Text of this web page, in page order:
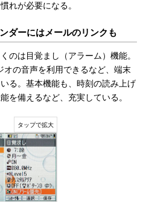
れが必要になる。
ダーにはメールのリンクも
のは目覚まし（アラーム）機能。
オの音声を利用できるなど、端末
る。基本機能も、時刻の読み上げ
を備えるなど、充実している。